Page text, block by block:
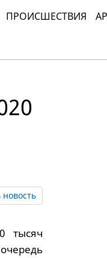
ПРОИСШЕСТВИЯ
тысяч